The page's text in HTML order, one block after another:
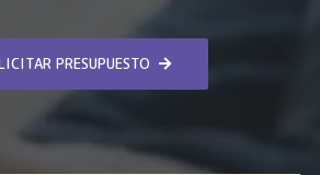
PRESUPUESTO